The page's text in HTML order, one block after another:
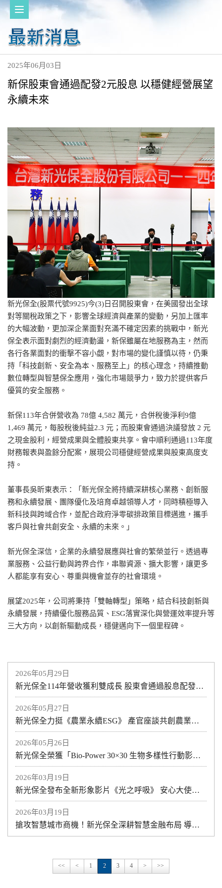
2026年05月29日
新光保全114年營收獲利雙成長 股東會通過股息配發2元
2026年05月27日
新光保全力挺《農業永續ESG》 產官座談共創農業永續行動影響力
2026年05月26日
新光保全榮獲「Bio-Power 30×30 生物多樣性行動影響力獎」
2026年03月19日
新光保全發布全新形象影片《光之呼吸》 安心大使「咪保」首度亮相
2026年03月19日
搶攻智慧城市商機！新光保全深耕智慧金融布局 導入SKS SPACES系統，助金融業建構次世代「主動式」風險管理
<< < 1 2 3 4 > >>
2025年06月03日
新保股東會通過配發2元股息 以穩健經營展望
永續未來
新光保全(股票代號9925)今(3)日召開股東會，在美國發出全球
對等關稅政策之下，影響全球經濟與產業的變動，另加上匯率
的大幅波動，更加深企業面對充滿不確定因素的挑戰中，新光
保全表示面對劇烈的經濟動盪，新保雖屬在地服務為主，然而
各行各業面對的衝擊不容小覷，對市場的變化謹慎以待，仍秉
持「科技創新、安全為本、服務至上」的核心理念，持續推動
數位轉型與智慧保全應用，強化市場競爭力，致力於提供客戶
優質的安全服務。
新保113年合併營收為 78億 4,582 萬元，合併稅後淨利9億
1,469 萬元，每股稅後純益2.3 元；而股東會通過決議發放 2 元
之現金股利，經營成果與全體股東共享。會中順利通過113年度
財務報表與盈餘分配案，展現公司穩健經營成果與股東高度支
持。
董事長吳昕東表示：「新光保全將持續深耕核心業務、創新服
務和永續發展、團隊優化及培育卓越領導人才，同時積極導入
新科技與跨域合作，並配合政府淨零碳排政策目標邁進，攜手
客戶與社會共創安全、永續的未來。」
新光保全深信，企業的永續發展應與社會的繁榮並行。透過專
業服務、公益行動與跨界合作，串聯資源、擴大影響，讓更多
人都能享有安心、尊重與機會並存的社會環境。
展望2025年，公司將秉持「雙軸轉型」策略，結合科技創新與
永續發展，持續優化服務品質、ESG落實深化與營運效率提升等
三大方向，以創新驅動成長，穩健邁向下一個里程碑。